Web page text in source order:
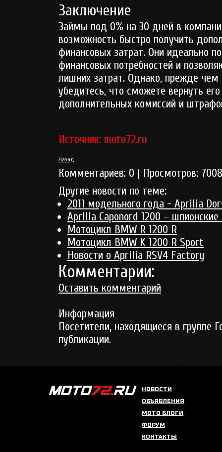
Заключение
Займы под 0% на 30 дней в
возможность быстро получить
финансовых затрат. Они идеально
финансовых потребностей и
лишних затрат. Однако, прежде чем
убедитесь, что сможете вернуть
дополнительных комиссий и
Источник: moto72.ru
Назад
Комментариев: 0 | Просмотров: 7008
Другие новости по теме:
2011 модельного года - Aprilia
Aprilia Caponord 1200 –
Мотоцикл BMW R 1200 R
Мотоцикл BMW K 1200 R Sport
Новости о Aprilia RSV4 Factory
Комментарии:
Оставить комментарий
Информация
Посетители, находящиеся в группе
публикации.
НОВОСТИ
ОБЪЯВЛЕНИЯ
МОТО БЛОГИ
ФОРУМ
КОНТАКТЫ